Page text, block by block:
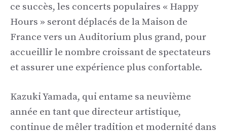
ce succès, les concerts populaires « Happy
Hours » seront déplacés de la Maison de
France vers un Auditorium plus grand, pour
accueillir le nombre croissant de spectateurs
et assurer une expérience plus confortable.
Kazuki Yamada, qui entame sa neuvième
année en tant que directeur artistique,
continue de mêler tradition et modernité dans